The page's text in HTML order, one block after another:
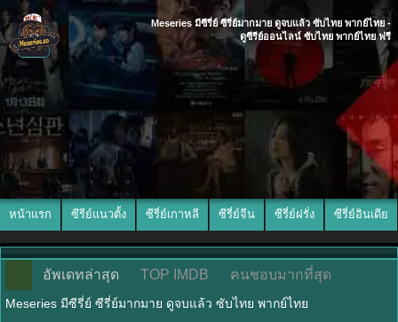
Meseries มีซีรี่ย์ ซีรี่ย์มากมาย ดูจบแล้ว ซับไทย พากย์ไทย -
ดูซีรีย์ออนไลน์ ซับไทย พากย์ไทย ฟรี
หน้าแรก ซีรีย์แนวตั้ง ซีรี่ย์เกาหลี ซีรี่ย์จีน ซีรี่ย์ฝรั่ง ซีรี่ย์อินเดีย
อัพเดทล่าสุด TOP IMDB คนชอบมากที่สุด
Meseries มีซีรี่ย์ ซีรี่ย์มากมาย ดูจบแล้ว ซับไทย พากย์ไทย